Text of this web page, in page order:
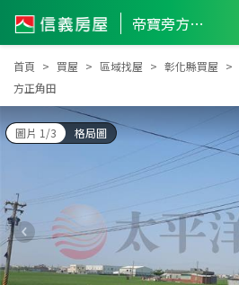
帝寶旁方正角田
首頁 買屋 區域找屋 彰化縣買屋
方正角田
圖片 1/3 格局圖